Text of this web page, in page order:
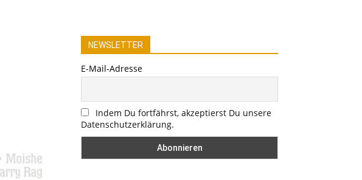
NEWSLETTER
E-Mail-Adresse
Indem Du fortfährst, akzeptierst Du unsere
Datenschutzerklärung.